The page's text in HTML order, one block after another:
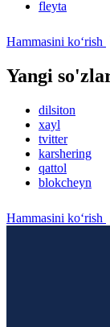
fleyta
Hammasini ko‘rish
Yangi
dilsiton
xayl
tvitter
karshering
qattol
blokcheyn
Hammasini ko‘rish